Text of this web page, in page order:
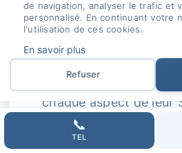
fermement à la force
collaboration.
En travaillant main
nos clients, nous
chaque aspect de leur
phase avec leurs
commerciaux pour
📞
TEL
de navigation, analyser le trafic et
personnalisé. En continuant votre
l'utilisation de ces cookies.
En savoir plus
Refuser